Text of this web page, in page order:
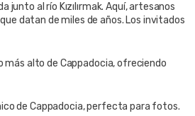
al río Kızılırmak. Aquí, artesanos
datan de miles de años. Los invitados
más alto de Cappadocia, ofreciendo
de Cappadocia, perfecta para fotos.